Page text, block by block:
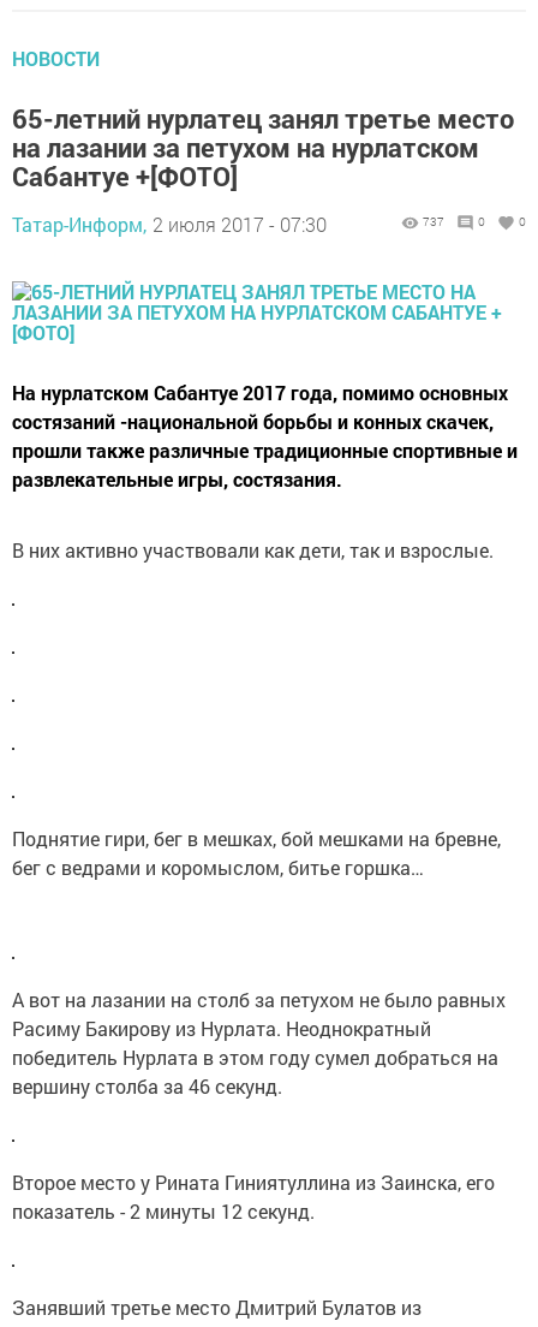
НОВОСТИ
65-летний нурлатец занял третье место
на лазании за петухом на нурлатском
Сабантуе +[ФОТО]
Татар-Информ, 2 июля 2017 - 07:30 737 0 0
На нурлатском Сабантуе 2017 года, помимо основных
состязаний -национальной борьбы и конных скачек,
прошли также различные традиционные спортивные и
развлекательные игры, состязания.
В них активно участвовали как дети, так и взрослые.
Поднятие гири, бег в мешках, бой мешками на бревне,
бег с ведрами и коромыслом, битье горшка…
А вот на лазании на столб за петухом не было равных
Расиму Бакирову из Нурлата. Неоднократный
победитель Нурлата в этом году сумел добраться на
вершину столба за 46 секунд.
Второе место у Рината Гиниятуллина из Заинска, его
показатель - 2 минуты 12 секунд.
Занявший третье место Дмитрий Булатов из